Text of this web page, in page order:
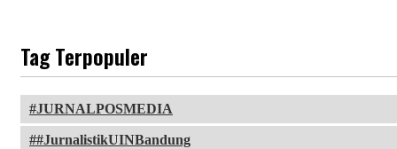
Tag Terpopuler
JURNALPOSMEDIA
#JurnalistikUINBandung